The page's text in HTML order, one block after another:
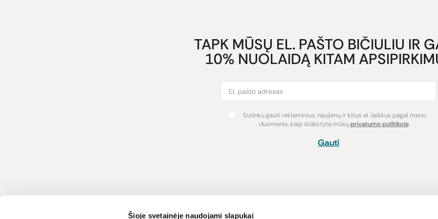
Šioje svetainėje naudojami slapukai
TAPK MŪSŲ EL. PAŠTO BIČIULIU IR
10% NUOLAIDĄ KITAM
Sutinku gauti reklaminius, naujienų ir kitus el. laiškus pagal mano
duomenis, kaip išdėstyta mūsųprivatumo politikoje.
Gauti
LIVIN